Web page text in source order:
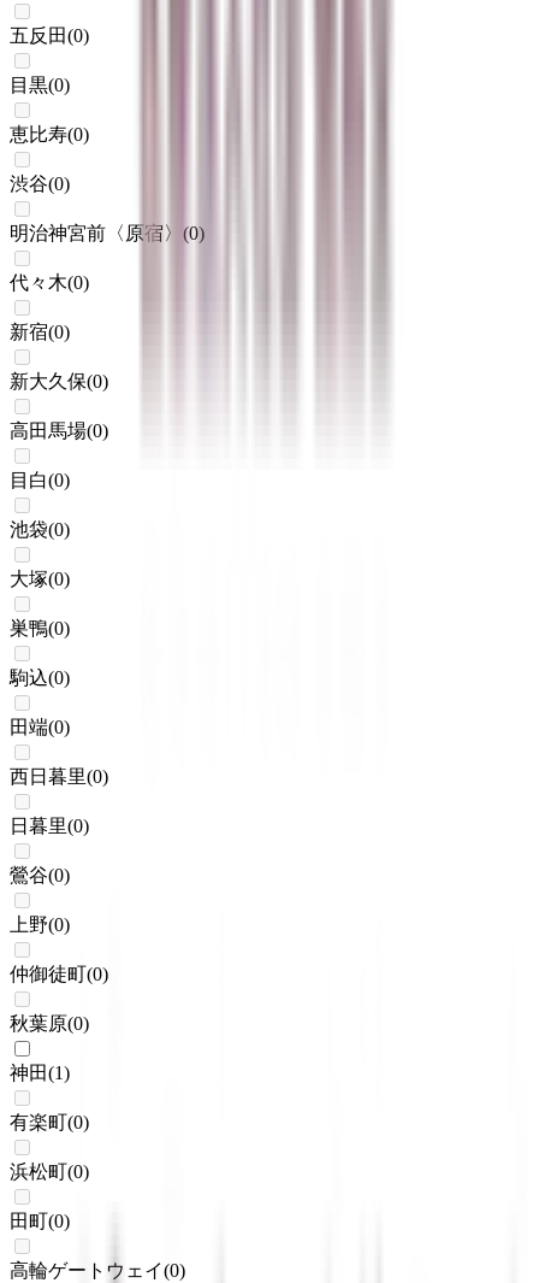
五反田(0)
目黒(0)
恵比寿(0)
渋谷(0)
明治神宮前〈原宿〉 (0)
代々木(0)
新宿(0)
新大久保(0)
高田馬場(0)
目白(0)
池袋(0)
大塚(0)
巣鴨(0)
駒込(0)
田端(0)
西日暮里(0)
日暮里(0)
鶯谷(0)
上野(0)
仲御徒町(0)
秋葉原(0)
神田(1)
有楽町(0)
浜松町(0)
田町(0)
高輪ゲートウェイ(0)